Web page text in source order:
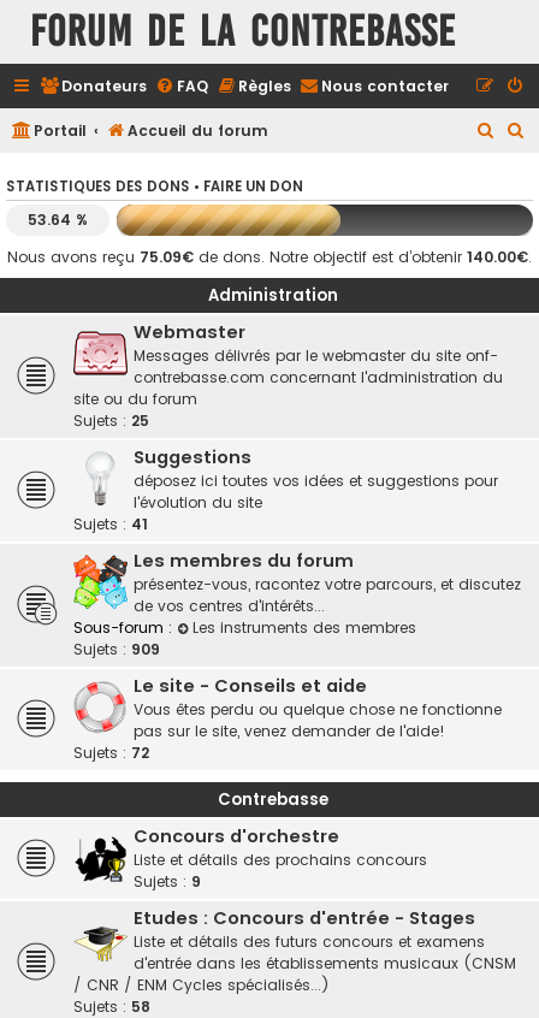
FORUM DE LA CONTREBASSE
Donateurs FAQ Règles Nous contacter
Portail Accueil du forum
h
e
c
e
c
e
STATISTIQUES DES DONS • FAIRE UN DON
53.64 %
Nous avons reçu 75.09€ de dons. Notre objectif est d’obtenir 140.00€.
Administration
Webmaster
Messages délivrés par le webmaster du site onf-
contrebasse.com concernant l'administration du
site ou du forum
Sujets : 25
Suggestions
déposez ici toutes vos idées et suggestions pour
l'évolution du site
Sujets : 41
Les membres du forum
présentez-vous, racontez votre parcours, et discutez
de vos centres d'intérêts...
Sous-forum :
Les instruments des membres
Sujets : 909
Le site - Conseils et aide
Vous êtes perdu ou quelque chose ne fonctionne
pas sur le site, venez demander de l'aide!
Sujets : 72
Contrebasse
Concours d'orchestre
Liste et détails des prochains concours
Sujets : 9
Etudes : Concours d'entrée - Stages
Liste et détails des futurs concours et examens
d'entrée dans les établissements musicaux (CNSM
/ CNR / ENM Cycles spécialisés...)
Sujets : 58